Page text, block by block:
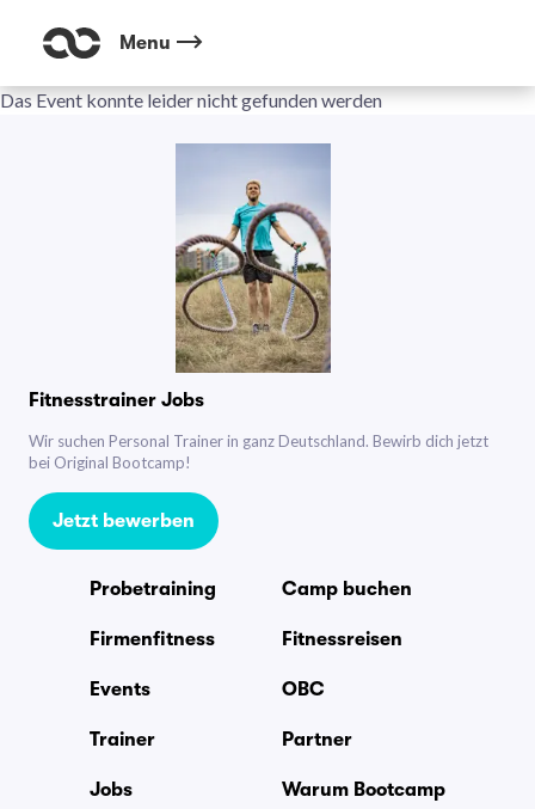
Menu
Das Event konnte leider nicht gefunden werden
Fitnesstrainer Jobs
Wir suchen Personal Trainer in ganz Deutschland. Bewirb dich jetzt
bei Original Bootcamp!
Jetzt bewerben
Probetraining Camp buchen
Firmenfitness Fitnessreisen
Events OBC
Trainer Partner
Jobs Warum Bootcamp